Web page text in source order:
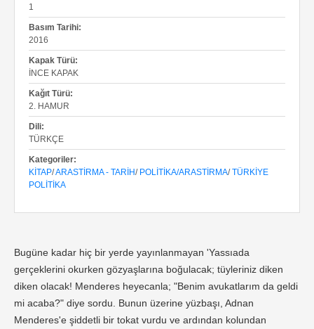
1
Basım Tarihi:
2016
Kapak Türü:
İNCE KAPAK
Kağıt Türü:
2. HAMUR
Dili:
TÜRKÇE
Kategoriler:
KITAP/ARASTIRMA - TARIH/ POLITIKA/ARASTIRMA/TÜRKIYE
POLITIKA
Bugüne kadar hiç bir yerde yayınlanmayan 'Yassıada
gerçeklerini okurken gözyaşlarına boğulacak; tüyleriniz diken
diken olacak! Menderes heyecanla; "Benim avukatlarım da geldi
mi acaba?" diye sordu. Bunun üzerine yüzbaşı, Adnan
Menderes'e şiddetli bir tokat vurdu ve ardından kolundan